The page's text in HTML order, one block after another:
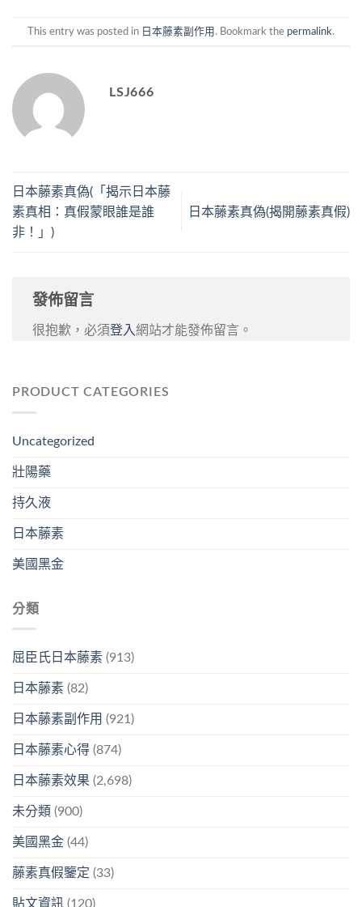
This entry was posted in 日本藤素副作用 . Bookmark the permalink.
LSJ666
日本藤素真偽(「揭示日本藤
素真相：真假蒙眼誰是誰
非！」)
日本藤素真偽(揭開藤素真假)
發佈留言
很抱歉，必須登入網站才能發佈留言。
PRODUCT CATEGORIES
Uncategorized
壯陽藥
持久液
日本藤素
美國黑金
分類
屈臣氏日本藤素 (913)
日本藤素 (82)
日本藤素副作用 (921)
日本藤素心得 (874)
日本藤素效果 (2,698)
未分類 (900)
美國黑金 (44)
藤素真假鑒定 (33)
貼文資訊 (120)